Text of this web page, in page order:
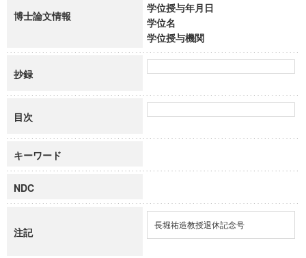
博士論文情報
学位授与年月日
学位名
学位授与機関
抄録
目次
キーワード
NDC
注記
長堀祐造教授退休記念号